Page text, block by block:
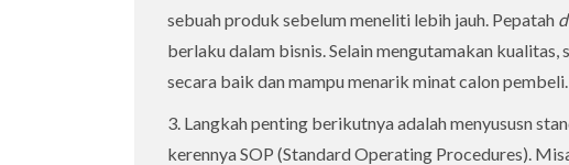
sebuah produk sebelum meneliti lebih jauh. Pepatah
berlaku dalam bisnis. Selain mengutamakan kualitas,
secara baik dan mampu menarik minat calon pembeli.
3. Langkah penting berikutnya adalah menyususn
kerennya SOP (Standard Operating Procedures).